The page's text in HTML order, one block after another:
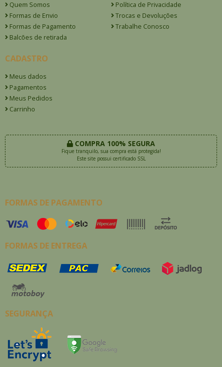
Quem Somos
Política de Privacidade
Formas de Envio
Trocas e Devoluções
Formas de Pagamento
Trabalhe Conosco
Balcões de retirada
CADASTRO
Meus dados
Pagamentos
Meus Pedidos
Carrinho
COMPRA 100% SEGURA
Fique tranquilo, sua compra está protegida!
Este site possui certificado SSL
FORMAS DE PAGAMENTO
FORMAS DE ENTREGA
SEGURANÇA